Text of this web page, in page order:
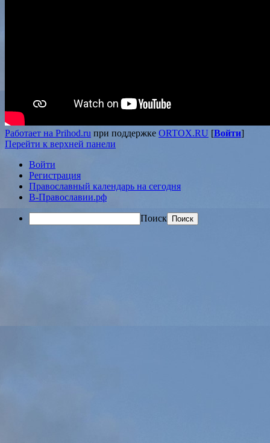
Работает на Prihod.ru при поддержке ORTOX.RU [Войти]
Перейти к верхней панели
Войти
Регистрация
Православный календарь на сегодня
В-Православии.рф
Поиск